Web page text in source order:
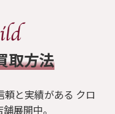
取方法
頼と実績がある クロ
展開中。